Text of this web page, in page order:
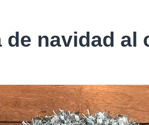
de navidad al